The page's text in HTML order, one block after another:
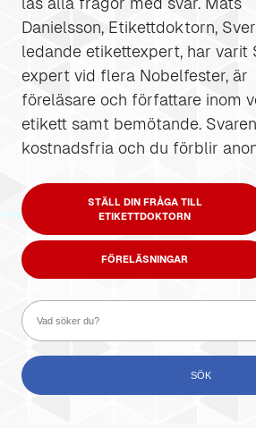
Danielsson, Etikettdoktorn,
ledande etikettexpert, har varit
expert vid flera Nobelfester, är
föreläsare och författare inom
etikett samt bemötande.
kostnadsfria och du förblir
STÄLL DIN FRÅGA TILL
ETIKETTDOKTORN
FÖRELÄSNINGAR